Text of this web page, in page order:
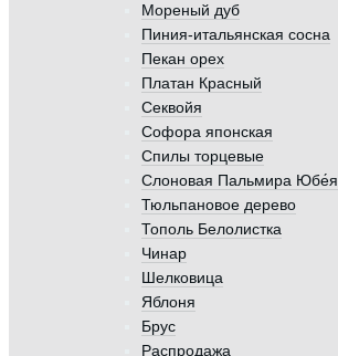
Мореный дуб
Пиния-итальянская сосна
Пекан орех
Платан Красный
Секвойя
Софора японская
Спилы торцевые
Слоновая Пальмира Юбе́я
Тюльпановое дерево
Тополь Белолистка
Чинар
Шелковица
Яблоня
Брус
Распродажа